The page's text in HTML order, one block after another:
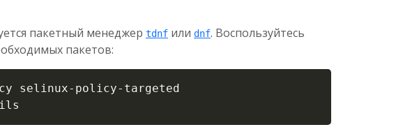
пакетный менеджер tdnf или dnf. Воспользуйтесь
пакетов:
selinux-policy-targeted